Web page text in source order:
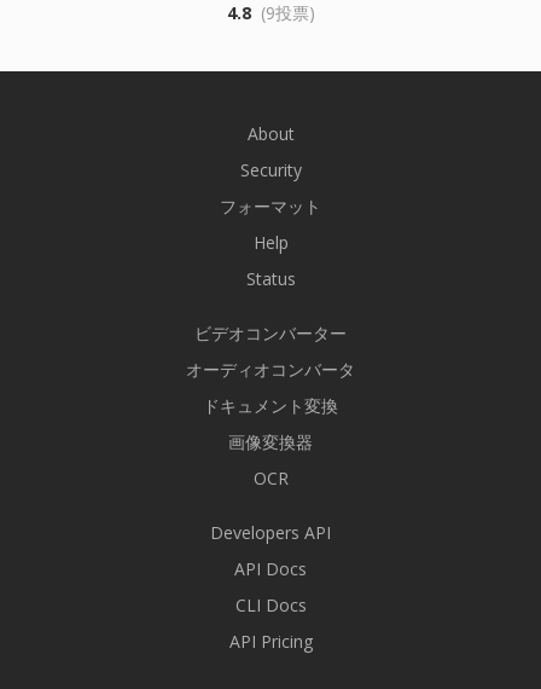
4.8 (9投票)
About
Security
フォーマット
Help
Status
ビデオコンバーター
オーディオコンバータ
ドキュメント変換
画像変換器
OCR
Developers API
API Docs
CLI Docs
API Pricing